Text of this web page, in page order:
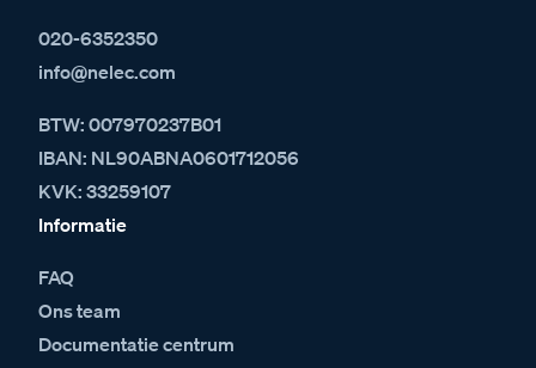
020-6352350
info@nelec.com
BTW: 007970237B01
IBAN: NL90ABNA0601712056
KVK: 33259107
Informatie
FAQ
Ons team
Documentatie centrum